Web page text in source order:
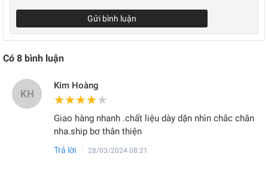
Gửi bình luận
Có 8 bình luận
KH
Kim Hoàng
★★★★★
★★★★★
Giao hàng nhanh .chất liệu dày dặn nhìn chắc chắn
nha.ship bơ thân thiện
Trả lời 28/03/2024 08:21